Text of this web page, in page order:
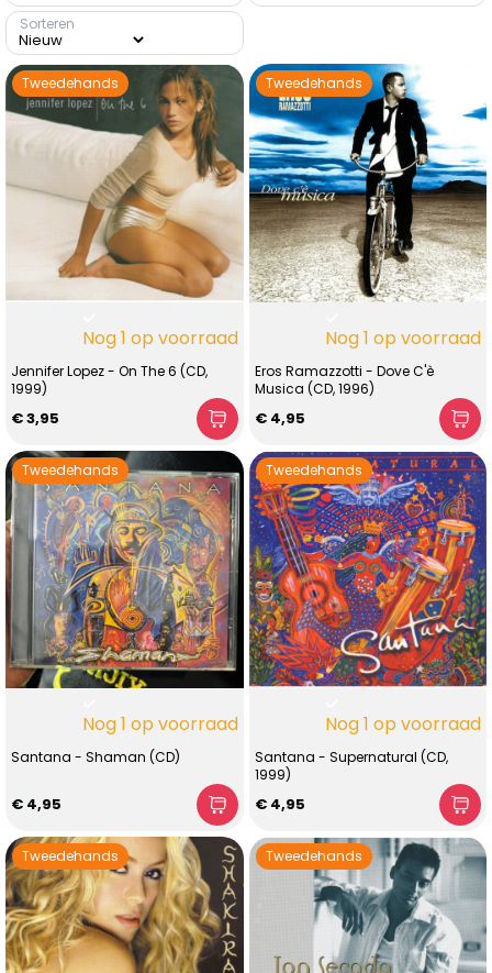
Sorteren
Tweedehands
Nog 1 op voorraad
Jennifer Lopez - On The 6 (CD,
1999)
€ 3,95
Tweedehands
Nog 1 op voorraad
Eros Ramazzotti - Dove C'è
Musica (CD, 1996)
€ 4,95
Tweedehands
Nog 1 op voorraad
Santana - Shaman (CD)
€ 4,95
Tweedehands
Nog 1 op voorraad
Santana - Supernatural (CD,
1999)
€ 4,95
Tweedehands Tweedehands